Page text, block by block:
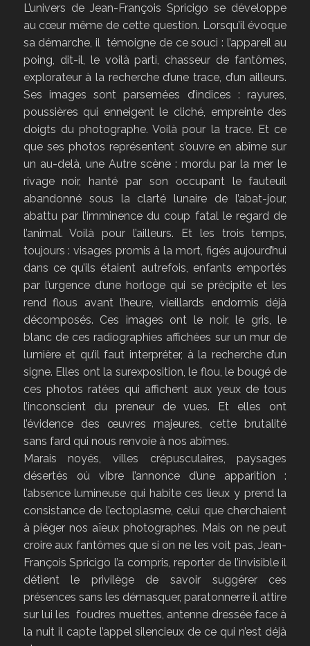
L’univers de Jean-François Spricigo se développe
au cœur même de cette question. Lorsqu’il évoque
sa démarche, il témoigne de ce souci : l’appareil au
poing, dit-il, le voilà parti, chasseur de fantômes,
explorateur à la recherche d’une trace, d’un ailleurs.
Ses images sont parsemées d’indices : rayures,
poussières qui enneigent le cliché, empreinte des
doigts du photographe. Voilà pour la trace. Et ce
que ses photos représentent s’ouvre en abîme sur
un au-delà, une Autre scène : mordu par la mer le
rivage noir, hanté par son occupant le fauteuil
abandonné sous la clarté lunaire de l’abat-jour,
abattu par l’imminence du coup fatal le regard de
l’animal. Voilà pour l’ailleurs. Et les trois temps,
toujours : visages promis à la mort, figés aujourd’hui
dans ce qu’ils étaient autrefois, enfants emportés
par l’urgence d’une horloge qui se précipite et les
rend flous avant l’heure, vieillards endormis déjà
décomposés. Ces images ont le noir, le gris, le
blanc de ces radiographies affichées sur un mur de
lumière et qu’il faut interpréter, à la recherche d’un
signe. Elles ont la surexposition, le flou, le bougé de
ces photos ratées qui affichent aux yeux de tous
l’inconscient du preneur de vues. Et elles ont
l’évidence des œuvres majeures, cette brutalité
sans fard qui nous renvoie à nos abîmes.
Marais noyés, villes crépusculaires, paysages
désertés où vibre l’annonce d’une apparition :
l’absence lumineuse qui habite ces lieux y prend la
consistance de l’ectoplasme, celui que cherchaient
à piéger nos aïeux photographes. Mais on ne peut
croire aux fantômes que si on ne les voit pas, Jean-
François Spricigo l’a compris, reporter de l’invisible il
détient le privilège de savoir suggérer ces
présences sans les démasquer, paratonnerre il attire
sur lui les foudres muettes, antenne dressée face à
la nuit il capte l’appel silencieux de ce qui n’est déjà